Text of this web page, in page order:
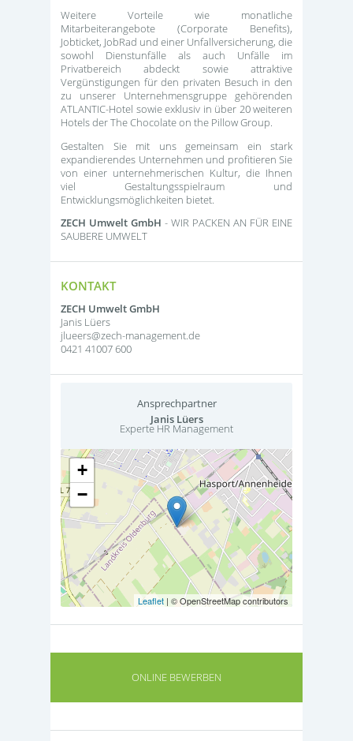
Weitere Vorteile wie monatliche
Mitarbeiterangebote (Corporate Benefits),
Jobticket, JobRad und einer Unfallversicherung, die
sowohl Dienstunfälle als auch Unfälle im
Privatbereich abdeckt sowie attraktive
Vergünstigungen für den privaten Besuch in den
zu unserer Unternehmensgruppe gehörenden
ATLANTIC-Hotel sowie exklusiv in über 20 weiteren
Hotels der The Chocolate on the Pillow Group.
Gestalten Sie mit uns gemeinsam ein stark
expandierendes Unternehmen und profitieren Sie
von einer unternehmerischen Kultur, die Ihnen
viel Gestaltungsspielraum und
Entwicklungsmöglichkeiten bietet.
ZECH Umwelt GmbH - WIR PACKEN AN FÜR EINE
SAUBERE UMWELT
KONTAKT
ZECH Umwelt GmbH
Janis Lüers
jlueers@zech-management.de
0421 41007 600
Ansprechpartner
Janis Lüers
Experte HR Management
+
−
Leaflet | © OpenStreetMap contributors
ONLINE BEWERBEN